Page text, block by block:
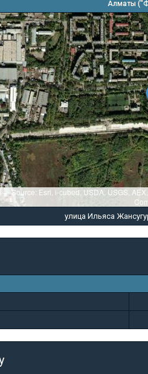
Алматы
Source: Esri, i-cubed, USDA, USGS,
улица Ильяса